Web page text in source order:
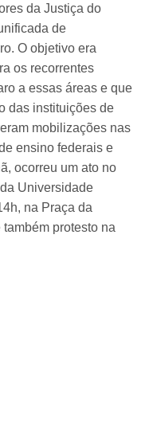
da Justiça do
de
O objetivo era
os recorrentes
a essas áreas e que
das instituições de
mobilizações nas
ensino federais e
ocorreu um ato no
Universidade
na Praça da
protesto na